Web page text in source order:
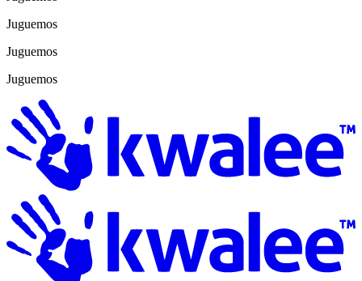
Juguemos
Juguemos
Juguemos